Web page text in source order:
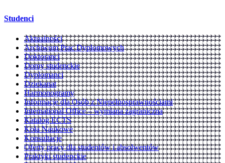
Studenci
Aktualności
Archiwum Prac Dyplomowych
Doktoranci
Domy studenckie
Dyplomanci
Dziekanat
Harmonogramy
Informacje dla Osób z Niepełnosprawnościami
International Office – wymiana zagraniczna
Katalog ECTS
Koła Naukowe
Konsultacje
Oferty pracy dla studentów i absolwentów
Praktyki studenckie